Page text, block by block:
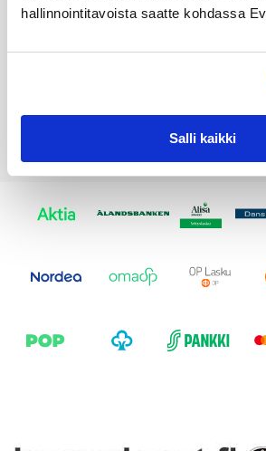
hallinnointitavoista saatte kohdassa
Salli kaikki